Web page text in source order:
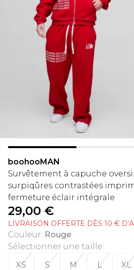
boohooMAN
Survêtement à capuche
surpiqûres contrastées
fermeture éclair intégrale
29,00 €
LIVRAISON OFFERTE DÈS 10 €
Couleur: Rouge
Sélectionner une taille:
XS
S M L XL